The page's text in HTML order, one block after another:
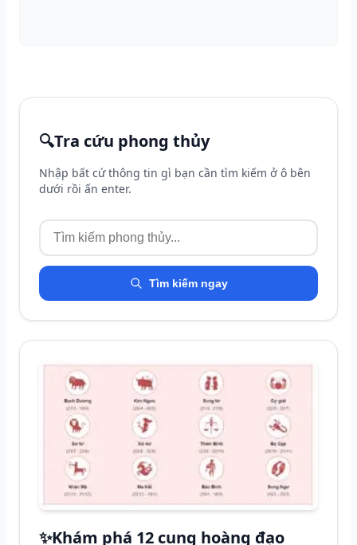
🔍Tra cứu phong thủy
Nhập bất cứ thông tin gì bạn cần tìm kiếm ở ô bên
dưới rồi ấn enter.
Tìm kiếm ngay
✨Khám phá 12 cung hoàng đạo